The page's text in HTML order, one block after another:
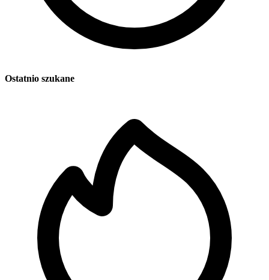
Ostatnio szukane